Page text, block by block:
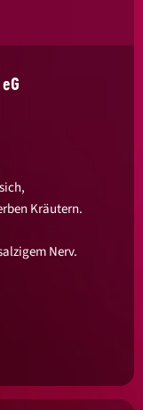
Kräutern.
Nerv.